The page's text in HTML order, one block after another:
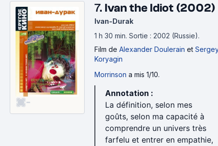
-
7. Ivan the Idiot (2002)
Ivan-Durak
1 h 30 min. Sortie : 2002 (Russie).
Film de Alexander Doulerain et
Koryagin
Morrinson a mis 1/10.
Annotation :
La définition, selon mes
goûts, selon ma capacité à
comprendre un univers très
farfelu et entrer en empathie,